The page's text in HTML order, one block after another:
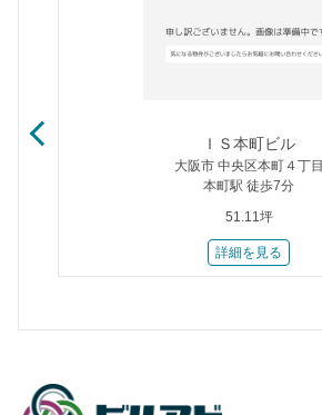
ＩＳ本町ビル
大阪市 中央区本町４丁目
本町駅 徒歩7分
51.11坪
詳細を見る